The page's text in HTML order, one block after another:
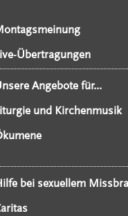
Übertragungen
Angebote für...
und Kirchenmusik
bei sexuellem